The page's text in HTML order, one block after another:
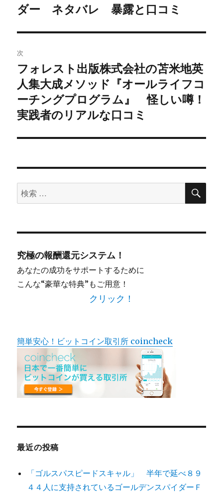
ビ
ゲ
ー
シ
ョ
ン
の
投
稿:
ダー ネタバレ 暴露と口コミ
次
次
の
投
稿:
フォレスト出版株式会社の苫米地英
人集大成メソッド『オールライフコ
ーチングプログラム』 怪しい噂！
実践者のリアルな口コミ
検
索
象:
検
究極の報酬還元システム！
あなたの成功をサポートするために
こんな“豪華な特典”もご用意！
クリック！
簡単安心！ビットコイン取引所 coincheck
最近の投稿
「ゴルスパスピードスキャル」 半年で延べ８９
４４人に支持されているゴールデンスパイダーＦ